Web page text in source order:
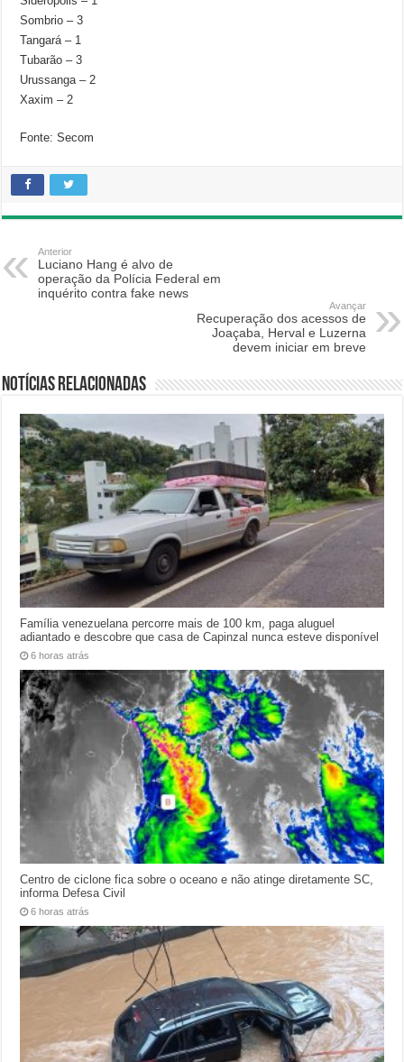
Sombrio – 3
Tangará – 1
Tubarão – 3
Urussanga – 2
Xaxim – 2
Fonte: Secom
Anterior
Luciano Hang é alvo de
operação da Polícia Federal em
inquérito contra fake news
Avançar
Recuperação dos acessos de
Joaçaba, Herval e Luzerna
devem iniciar em breve
Notícias relacionadas
Família venezuelana percorre mais de 100 km, paga aluguel
adiantado e descobre que casa de Capinzal nunca esteve disponível
6 horas atrás
Centro de ciclone fica sobre o oceano e não atinge diretamente SC,
informa Defesa Civil
6 horas atrás